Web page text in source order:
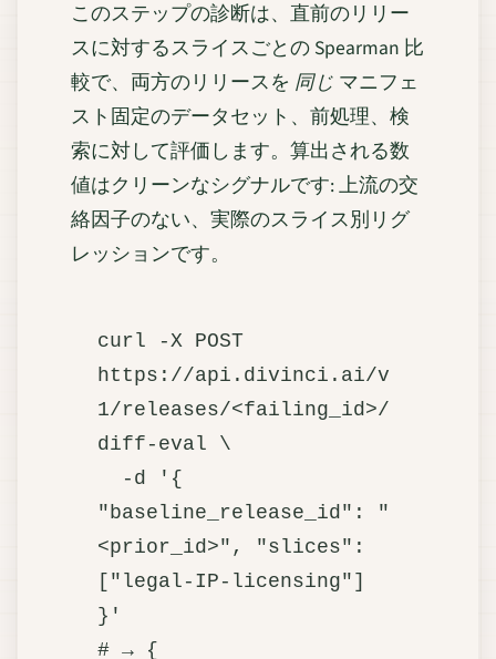
このステップの診断は、直前のリリー
スに対するスライスごとの Spearman 比
較で、両方のリリースを 同じ マニフェ
スト固定のデータセット、前処理、検
索に対して評価します。算出される数
値はクリーンなシグナルです: 上流の交
絡因子のない、実際のスライス別リグ
レッションです。
curl -X POST
https://api.divinci.ai/v
1/releases/<failing_id>/
diff-eval \
"baseline_release_id": "
<prior_id>", "slices":
["legal-IP-licensing"]
}'
# → {